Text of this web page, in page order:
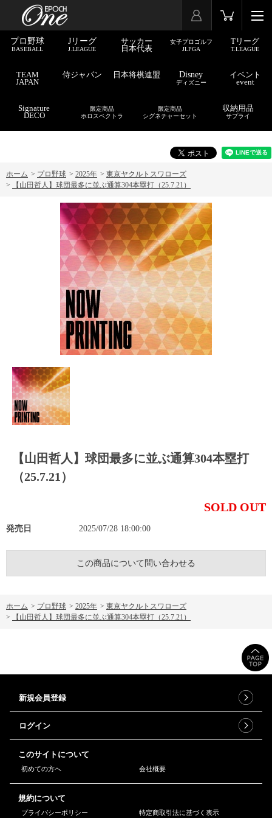
プロ野球
BASEBALL
Jリーグ
J.LEAGUE
サッカー
日本代表
女子プロゴルフ
JLPGA
Tリーグ
T.LEAGUE
TEAM
JAPAN
侍ジャパン 日本将棋連盟 Disney
ディズニー
イベント
event
Signature
DECO
限定商品
ホロスペクトラ
限定商品
シグネチャーセット
収納用品
サプライ
ホーム > プロ野球 > 2025年 > 東京ヤクルトスワローズ
>
【山田哲人】球団最多に並ぶ通算304本塁打（25.7.21）
【山田哲人】球団最多に並ぶ通算304本塁打
（25.7.21）
SOLD OUT
発売日 2025/07/28 18:00:00
この商品について問い合わせる
ホーム > プロ野球 > 2025年 > 東京ヤクルトスワローズ
>
【山田哲人】球団最多に並ぶ通算304本塁打（25.7.21）
新規会員登録
ログイン
このサイトについて
初めての方へ 会社概要
規約について
プライバシーポリシー 特定商取引法に基づく表示